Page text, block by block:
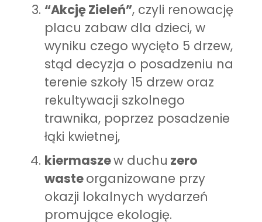
“Akcję Zieleń”, czyli renowację
placu zabaw dla dzieci, w
wyniku czego wycięto 5 drzew,
stąd decyzja o posadzeniu na
terenie szkoły 15 drzew oraz
rekultywacji szkolnego
trawnika, poprzez posadzenie
łąki kwietnej,
kiermaszew duchu zero
wasteorganizowane przy
okazji lokalnych wydarzeń
promujące ekologię.